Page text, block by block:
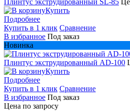
Плинтус экструдированный SL-85
Купить
Подробнее
Купить в 1 клик Сравнение
В избранное Под заказ
Новинка
Плинтус экструдированный AD-100
Купить
Подробнее
Купить в 1 клик Сравнение
В избранное Под заказ
Цена по запросу